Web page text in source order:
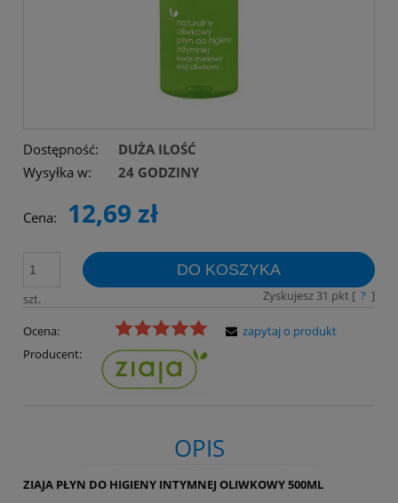
Dostępność:
DUŻA ILOŚĆ
Wysyłka w:
24 GODZINY
Cena: 12,69 zł
szt.
DO KOSZYKA
Zyskujesz 31 pkt [ ? ]
Ocena:
Producent:
zapytaj o produkt
OPIS
ZIAJA PŁYN DO HIGIENY INTYMNEJ OLIWKOWY 500ML